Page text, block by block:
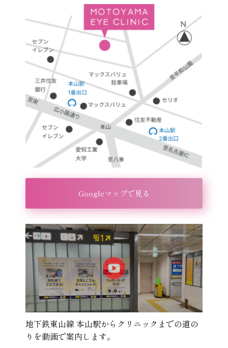
Googleマップで見る
地下鉄東山線 本山駅からクリニックまでの道の
りを動画で案内します。